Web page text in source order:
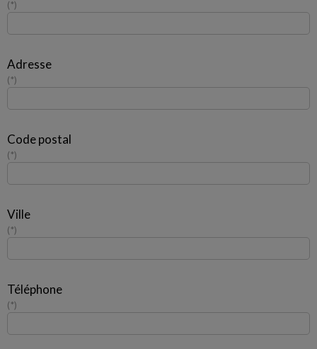
*
Adresse
*
Code postal
*
Ville
*
Téléphone
*